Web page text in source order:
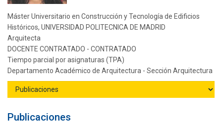
Máster Universitario en Construcción y Tecnología de Edificios
Históricos, UNIVERSIDAD POLITECNICA DE MADRID
Arquitecta
DOCENTE CONTRATADO - CONTRATADO
Tiempo parcial por asignaturas (TPA)
Departamento Académico de Arquitectura - Sección Arquitectura
Publicaciones